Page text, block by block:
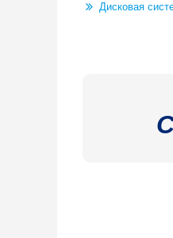
Дисковая